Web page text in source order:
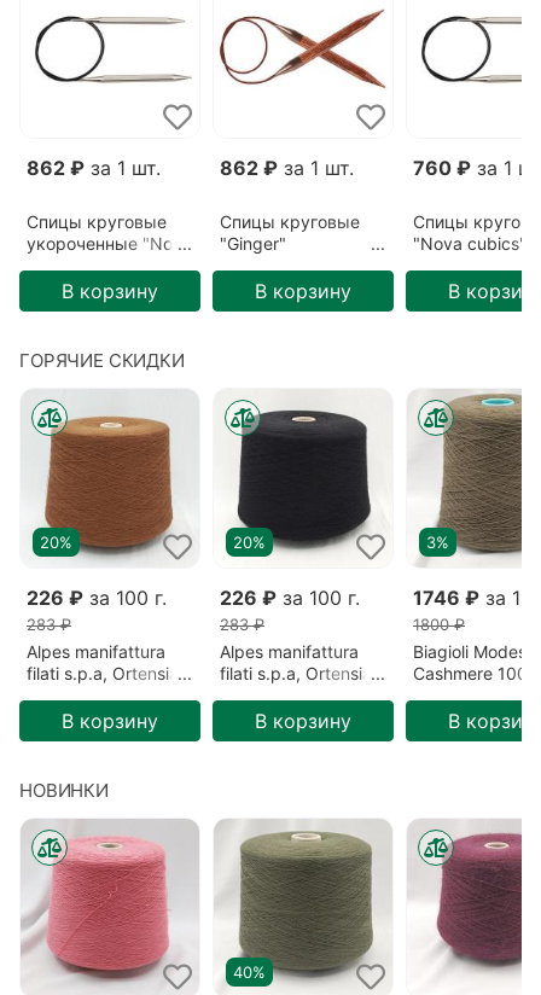
862 ₽ за 1 шт.
Спицы круговые
укороченные "Nova
5,5мм/40см
В корзину
862 ₽ за 1 шт.
Спицы круговые
"Ginger"
В корзину
760 ₽ за 1
Спицы
"Nova cubics"
В
ГОРЯЧИЕ СКИДКИ
20%
226 ₽ за 100 г.
283 ₽
Alpes manifattura
filati s.p.a, Ortensia,
Коричневый/Сигара
(2193)
В корзину
20%
226 ₽ за 100 г.
283 ₽
Alpes manifattura
filati s.p.a, Ortensia,
Черный/Безлунная
ночь (00836)
В корзину
3%
1746 ₽ за
1800 ₽
Biagioli
Cashmere
Готика
В
НОВИНКИ
40%